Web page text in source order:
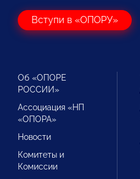
Вступи в «ОПОРУ»
Об «ОПОРЕ
РОССИИ»
Ассоциация «НП
«ОПОРА»
Новости
Комитеты и
Комиссии